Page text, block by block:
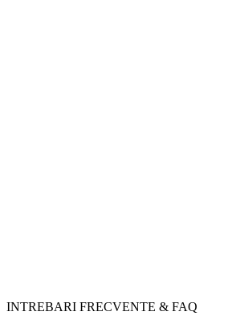
INTREBARI FRECVENTE & FAQ